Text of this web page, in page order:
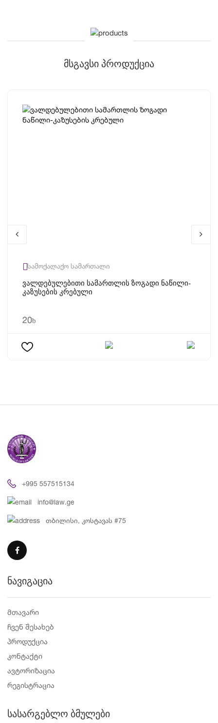
მსგავსი პროდუქცია
სამოქალაქო სამართალი
Ვალდებულებითი Სამართლის Ზოგადი Ნაწილი-
Კაზუსების Კრებული
20b
+995 557515134
info@law.ge
თბილისი, კოსტავას #75
ნავიგაცია
მთავარი
ჩვენ შესახებ
პროდუქცია
კონტაქტი
ავტორიზაცია
რეგისტრაცია
სასარგებლო ბმულები